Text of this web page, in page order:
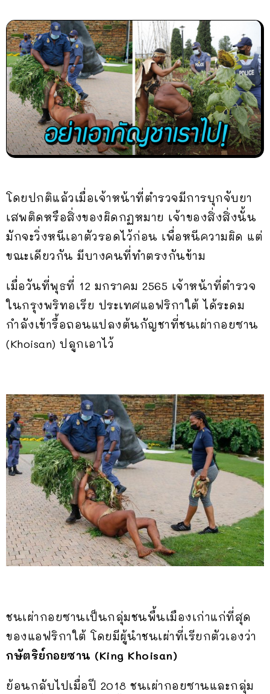
โดยปกติแล้วเมื่อเจ้าหน้าที่ตำรวจมีการบุกจับยา
เสพติดหรือสิ่งของผิดกฏหมาย เจ้าของสิ่งสิ่งนั้น
มักจะวิ่งหนีเอาตัวรอดไว้ก่อน เพื่อหนีความผิด แต่
ขณะเดียวกัน มีบางคนที่ทำตรงกันข้าม
เมื่อวันที่พุธที่ 12 มกราคม 2565 เจ้าหน้าที่ตำรวจ
ในกรุงพริทอเรีย ประเทศแอฟริกาใต้ ได้ระดม
กำลังเข้ารื้อถอนแปลงต้นกัญชาที่ชนเผ่ากอยซาน
(Khoisan) ปลูกเอาไว้
ชนเผ่ากอยซานเป็นกลุ่มชนพื้นเมืองเก่าแก่ที่สุด
ของแอฟริกาใต้ โดยมีผู้นำชนเผ่าที่เรียกตัวเองว่า
กษัตริย์กอยซาน (King Khoisan)
ย้อนกลับไปเมื่อปี 2018 ชนเผ่ากอยซานและกลุ่ม